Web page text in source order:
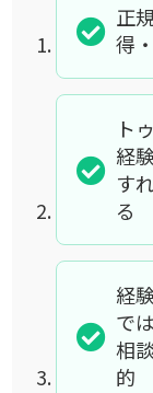
正
得
ト
経
す
る
経
で
相
的